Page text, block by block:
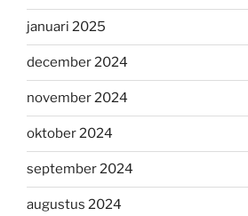
januari 2025
december 2024
november 2024
oktober 2024
september 2024
augustus 2024